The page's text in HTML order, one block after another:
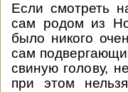
Если смотреть
сам родом из
было никого
сам
свиную голову,
при этом